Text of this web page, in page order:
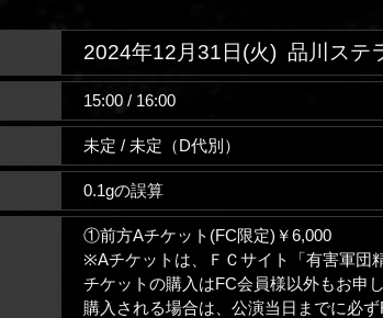
2024年12月31日(火) 品川ステ
15:00 / 16:00
未定 / 未定（D代別）
0.1gの誤算
①前方Aチケット(FC限定)￥6,000
※Aチケットは、ＦＣサイト「有害軍団
チケットの購入はFC会員様以外もお申
購入される場合は、公演当日までに必